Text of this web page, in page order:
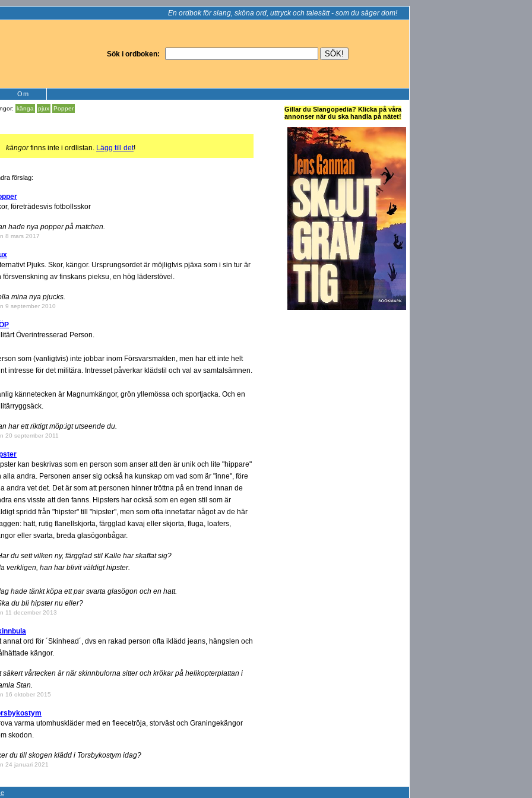
En ordbok för slang, sköna ord, uttryck och talesätt - som du säger dom!
Sök i ordboken:
Om
känga pjux Popper
kängorfinns inte i ordlistan. Lägg till det!
förslag:
företrädesvis fotbollsskor
hade nya popper på matchen.
8 mars 2017
Pjuks. Skor, kängor. Ursprungsordet är möjligtvis pjäxa som i sin tur är
försvenskning av finskans pieksu, en hög läderstövel.
mina nya pjucks.
9 september 2010
Överintresserad Person.
som (vanligtvis) inte jobbar inom Försvarsmakten, men har ett inte helt
intresse för det militära. Intresset påverkar klädstil och val av samtalsämnen.
kännetecken är Magnumkängor, grön yllemössa och sportjacka. Och en
har ett riktigt möp:igt utseende du.
20 september 2011
kan beskrivas som en person som anser att den är unik och lite "hippare"
alla andra. Personen anser sig också ha kunskap om vad som är "inne", före
andra vet det. Det är som att personen hinner tröttna på en trend innan de
ens visste att den fanns. Hipsters har också som en egen stil som är
spridd från "hipster" till "hipster", men som ofta innefattar något av de här
hatt, rutig flanellskjorta, färgglad kavaj eller skjorta, fluga, loafers,
eller svarta, breda glasögonbågar.
du sett vilken ny, färgglad stil Kalle har skaffat sig?
verkligen, han har blivit väldigt hipster.
hade tänkt köpa ett par svarta glasögon och en hatt.
du bli hipster nu eller?
11 december 2013
annat ord för ´Skinhead´, dvs en rakad person ofta iklädd jeans, hängslen och
kängor.
säkert vårtecken är när skinnbulorna sitter och krökar på helikopterplattan i
Stan.
16 oktober 2015
varma utomhuskläder med en fleecetröja, storväst och Graningekängor
skodon.
du till skogen klädd i Torsbykostym idag?
24 januari 2021
Gillar du Slangopedia? Klicka på våra
annonser när du ska handla på nätet!